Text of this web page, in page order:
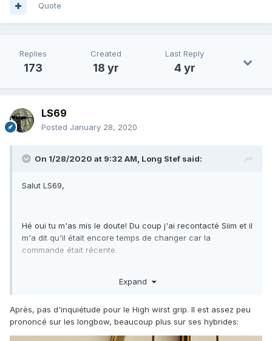
Quote
Replies
173
Created
18 yr
Last Reply
4 yr
LS69
Posted January 28, 2020
On 1/28/2020 at 9:32 AM, Long Stef said:
Salut LS69,
Hé oui tu m'as mis le doute! Du coup j'ai recontacté Siim et il
m'a dit qu'il était encore temps de changer car la
commande était récente.
Expand
Après, pas d'inquiétude pour le High wirst grip. Il est assez peu
prononcé sur les longbow, beaucoup plus sur ses hybrides: